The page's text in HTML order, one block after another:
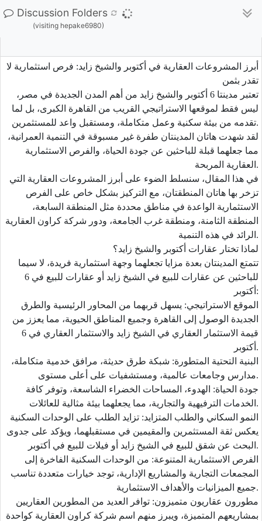
Discussion Folders
(visiting hepake6980)
أبرز المشروعات العقارية في أكتوبر والشيخ زايد: فرص استثمارية لا
تقدر بثمن
تعتبر مدينتا 6 أكتوبر والشيخ زايد من أهم المدن الجديدة في مصر،
ليس فقط لموقعها الاستراتيجي القريب من القاهرة الكبرى، بل لما
تقدمه من بيئة سكنية وعمل متكاملة، ومستقبل واعد للمستثمرين.
لقد شهدت هاتان المدينتان طفرة غير مسبوقة في التنمية العمرانية،
مما جعلهما قبلة للباحثين عن جودة الحياة، والفرص الاستثمارية
العقارية المربحة.
في هذا المقال، سنسلط الضوء على أبرز المشروعات العقارية التي
تزخر بها هاتان المنطقتان، مع التركيز بشكل خاص على الفرص
الاستثمارية الواعدة في مناطق محددة مثل المنطقة السابعة،
المنطقة الثامنة، ومنطقة غرب الجامعة، ودور شركة كراون العقارية
الرائد في هذه التنمية.
لماذا تختار عقارات أكتوبر والشيخ زايد؟
تتمتع المدينتان بعدة مزايا تجعلهما وجهة استثمارية فريدة، لا سيما
للباحثين عن عقارات للبيع في الشيخ زايد أو عقارات للبيع في 6
أكتوبر:
الموقع الاستراتيجي: يسهل قربهما من المحاور الرئيسية والطرق
الجديدة الوصول إلى القاهرة وجميع المناطق الحيوية، مما يعزز من
قيمة الاستثمار العقاري في الشيخ زايد والاستثمار العقاري في 6
أكتوبر.
البنية التحتية المتطورة: شبكة طرق حديثة، مرافق خدمية متكاملة،
مدارس وجامعات عالمية، ومستشفيات على أعلى مستوى.
جودة الحياة: الهدوء، المساحات الخضراء الشاسعة، وتوفر كافة
الخدمات الترفيهية والتجارية، مما يجعلهما بيئة مثالية للعائلات.
النمو السكاني والطلب المتزايد: تزايد الطلب على الوحدات السكنية
يعكس ثقة المستثمرين والمقيمين في مستقبلهما، ويؤكد على جدوى
البحث عن شقق للبيع في الشيخ زايد أو فيلات للبيع في أكتوبر.
الفرص الاستثمارية المتنوعة: من الوحدات السكنية الفاخرة إلى
المجمعات التجارية والمشاريع الإدارية، توجد خيارات متعددة تناسب
جميع الميزانيات والأهداف الاستثمارية.
مطورون عقاريون متميزون: توافر العديد من المطورين العقاريين
بمشاريعهم المتميزة، ويبرز منهم اسم شركة كراون العقارية كواحدة